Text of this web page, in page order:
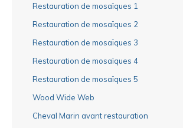
Restauration de mosaïques 1
Restauration de mosaïques 2
Restauration de mosaïques 3
Restauration de mosaïques 4
Restauration de mosaïques 5
Wood Wide Web
Cheval Marin avant restauration